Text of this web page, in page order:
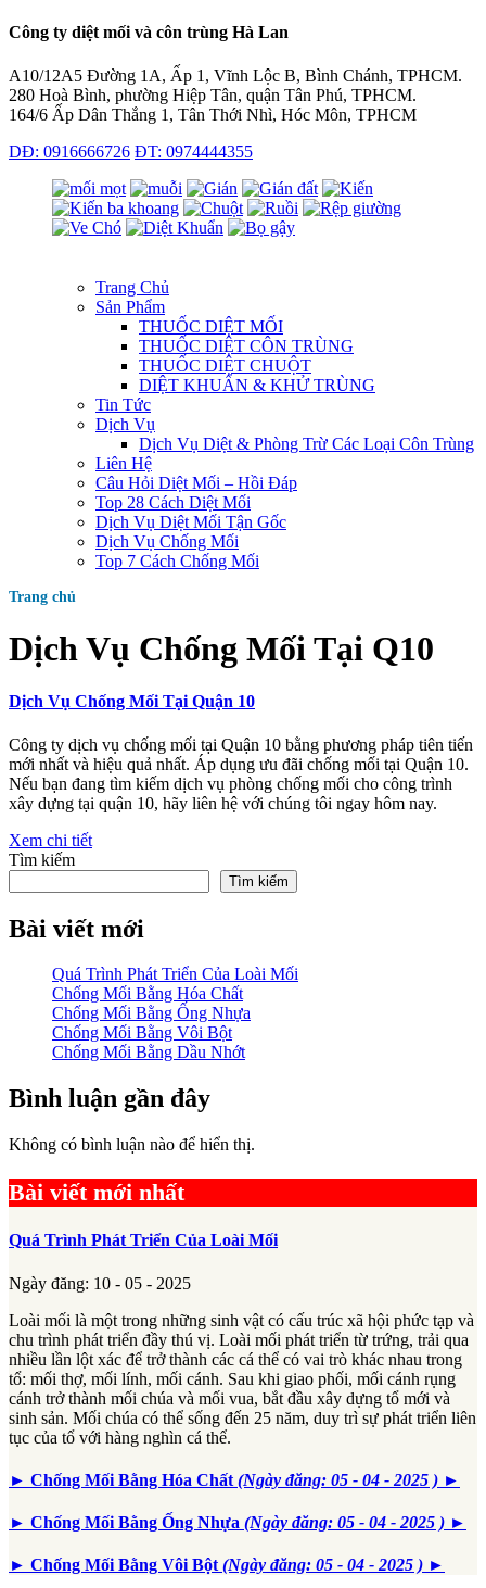
Công ty diệt mối và côn trùng Hà Lan
A10/12A5 Đường 1A, Ấp 1, Vĩnh Lộc B, Bình Chánh, TPHCM.
280 Hoà Bình, phường Hiệp Tân, quận Tân Phú, TPHCM.
164/6 Ấp Dân Thắng 1, Tân Thới Nhì, Hóc Môn, TPHCM
DĐ: 0916666726 ĐT: 0974444355
Trang Chủ
Sản Phẩm
THUỐC DIỆT MỐI
THUỐC DIỆT CÔN TRÙNG
THUỐC DIỆT CHUỘT
DIỆT KHUẨN & KHỬ TRÙNG
Tin Tức
Dịch Vụ
Dịch Vụ Diệt & Phòng Trừ Các Loại Côn Trùng
Liên Hệ
Câu Hỏi Diệt Mối – Hồi Đáp
Top 28 Cách Diệt Mối
Dịch Vụ Diệt Mối Tận Gốc
Dịch Vụ Chống Mối
Top 7 Cách Chống Mối
Trang chủ
Dịch Vụ Chống Mối Tại Q10
Dịch Vụ Chống Mối Tại Quận 10
Công ty dịch vụ chống mối tại Quận 10 bằng phương pháp tiên tiến
mới nhất và hiệu quả nhất. Áp dụng ưu đãi chống mối tại Quận 10.
Nếu bạn đang tìm kiếm dịch vụ phòng chống mối cho công trình
xây dựng tại quận 10, hãy liên hệ với chúng tôi ngay hôm nay.
Xem chi tiết
Tìm kiếm
Tìm kiếm
Bài viết mới
Quá Trình Phát Triển Của Loài Mối
Chống Mối Bằng Hóa Chất
Chống Mối Bằng Ống Nhựa
Chống Mối Bằng Vôi Bột
Chống Mối Bằng Dầu Nhớt
Bình luận gần đây
Không có bình luận nào để hiển thị.
Bài viết mới nhất
Quá Trình Phát Triển Của Loài Mối
Ngày đăng: 10 - 05 - 2025
Loài mối là một trong những sinh vật có cấu trúc xã hội phức tạp và
chu trình phát triển đầy thú vị. Loài mối phát triển từ trứng, trải qua
nhiều lần lột xác để trở thành các cá thể có vai trò khác nhau trong
tổ: mối thợ, mối lính, mối cánh. Sau khi giao phối, mối cánh rụng
cánh trở thành mối chúa và mối vua, bắt đầu xây dựng tổ mới và
sinh sản. Mối chúa có thể sống đến 25 năm, duy trì sự phát triển liên
tục của tổ với hàng nghìn cá thể.
► Chống Mối Bằng Hóa Chất (Ngày đăng: 05 - 04 - 2025 ) ►
► Chống Mối Bằng Ống Nhựa (Ngày đăng: 05 - 04 - 2025 ) ►
► Chống Mối Bằng Vôi Bột (Ngày đăng: 05 - 04 - 2025 ) ►